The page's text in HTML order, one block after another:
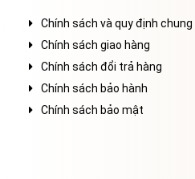
Chính sách và quy định chung
Chính sách giao hàng
Chính sách đổi trả hàng
Chính sách bảo hành
Chính sách bảo mật